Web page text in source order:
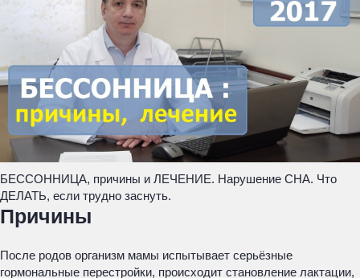
БЕССОННИЦА, причины и ЛЕЧЕНИЕ. Нарушение СНА. Что
ДЕЛАТЬ, если трудно заснуть.
Причины
После родов организм мамы испытывает серьёзные
гормональные перестройки, происходит становление лактации,